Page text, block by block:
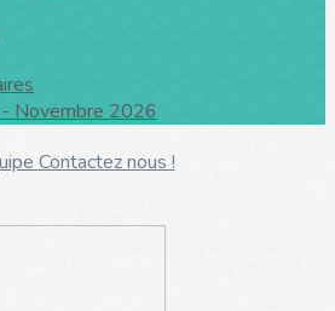
- Novembre 2026
Contactez nous !